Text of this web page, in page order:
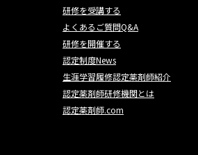
研修を受講する
よくあるご質問Q&A
研修を開催する
認定制度News
生涯学習履修認定薬剤師紹介
認定薬剤師研修機関とは
認定薬剤師.com